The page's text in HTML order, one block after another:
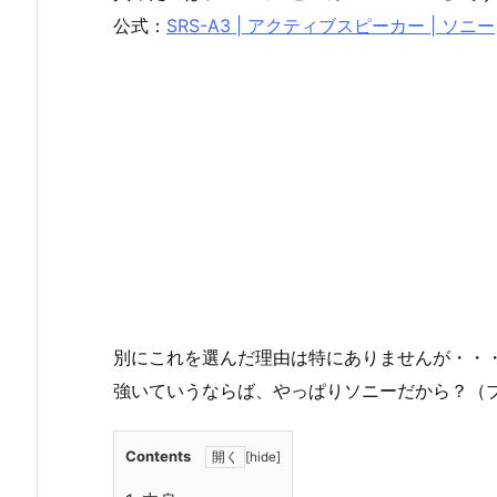
公式： SRS-A3 | アクティブスピーカー | ソニー
別にこれを選んだ理由は特にありませんが・・・
強いていうならば、やっぱりソニーだから？（
Contents [hide]